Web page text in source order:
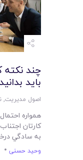
چند نکته
بايد
اصول مدیریت,
همواره
کارتان
به سادگي
وحید حسنی